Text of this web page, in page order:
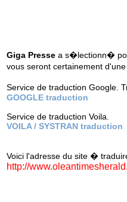
Giga Presse a s�lectionn�
vous seront certainement
Service de traduction Google.
GOOGLE traduction
Service de traduction Voila.
VOILA / SYSTRAN traduction
Voici l'adresse du site �
http://